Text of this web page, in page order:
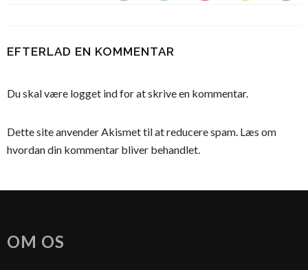
EFTERLAD EN KOMMENTAR
Du skal være logget indfor at skrive en kommentar.
Dette site anvender Akismet til at reducere spam. Læs om
hvordan din kommentar bliver behandlet
OM OS